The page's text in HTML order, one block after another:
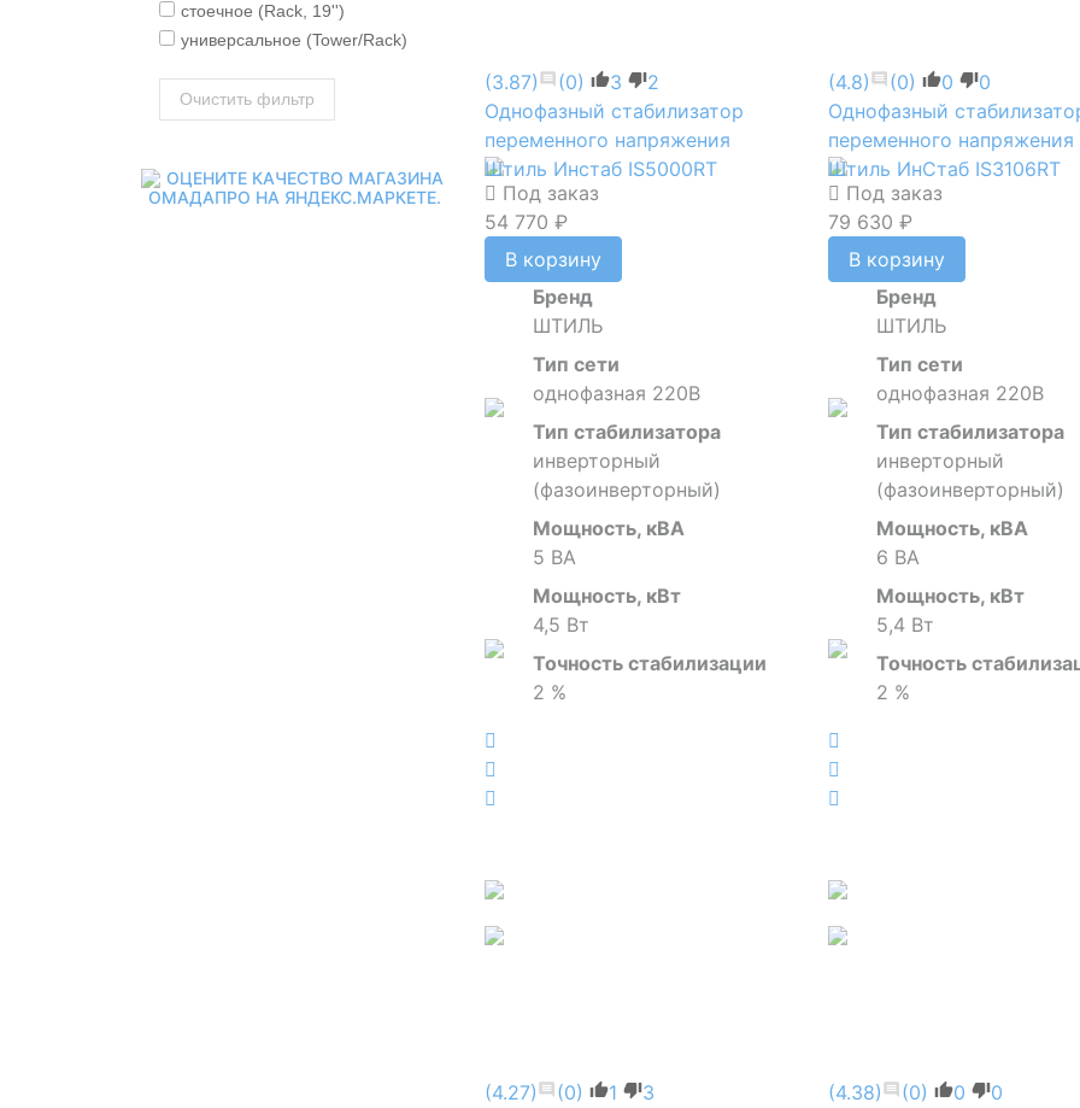
стоечное (Rack, 19'')
универсальное (Tower/Rack)
Очистить фильтр
(3.87) (0) 3
2
Однофазный стабилизатор
переменного напряжения
Штиль Инстаб IS5000RT
Под заказ
54 770 ₽
В корзину
Бренд
ШТИЛЬ
Тип сети
однофазная 220В
Тип стабилизатора
инверторный
(фазоинверторный)
Мощность, кВА
5 ВА
Мощность, кВт
4,5 Вт
Точность стабилизации
2 %
(4.8) (0) 0
0
Однофазный
переменного напряжения
Штиль ИнСтаб IS3106RT
Под заказ
79 630 ₽
В корзину
Бренд
ШТИЛЬ
Тип сети
однофазная 220В
Тип стабилизатора
инверторный
(фазоинверторный)
Мощность, кВА
6 ВА
Мощность, кВт
5,4 Вт
Точность
2 %
(4.27) (0) 1
3
(4.38) (0) 0
0